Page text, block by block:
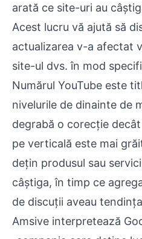
arată ce site-uri au
Acest lucru vă ajută să
actualizarea v-a afectat
site-ul dvs. în mod
Numărul YouTube este
nivelurile de dinainte de
degrabă o corecție
pe verticală este mai
dețin produsul sau
câștiga, în timp ce
de discuții aveau
Amsive interpretează